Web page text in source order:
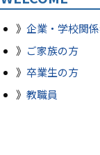
企業・学校関
ご家族の方
卒業生の方
教職員